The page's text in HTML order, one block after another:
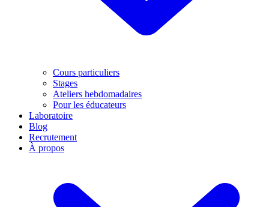
Cours particuliers
Stages
Ateliers hebdomadaires
Pour les éducateurs
Laboratoire
Blog
Recrutement
À propos